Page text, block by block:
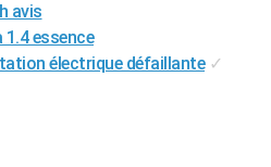
avis
essence
électrique défaillante ✓